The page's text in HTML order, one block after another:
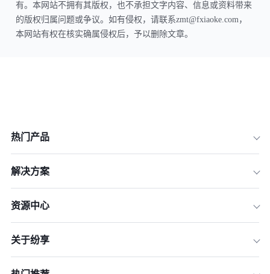
有。本网站不拥有其版权，也不承担文字内容、信息或资料带来
的版权归属问题或争议。如有侵权，请联系zmt@fxiaoke.com，
本网站有权在核实确属侵权后，予以删除文章。
热门产品
解决方案
资源中心
关于纷享